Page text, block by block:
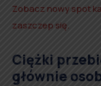
Zobacz nowy spot
zaszczep się.
Ciężki
głównie